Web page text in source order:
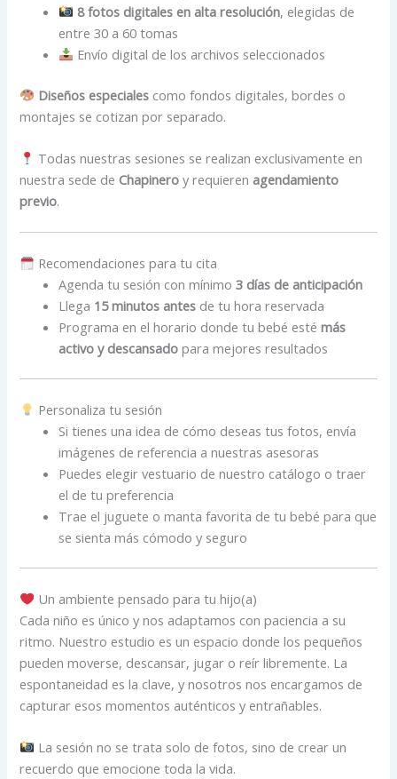
8 fotos digitales en alta resolución, elegidas de
entre 30 a 60 tomas
Envío digital de los archivos seleccionados
Diseños especiales como fondos digitales, bordes o
montajes se cotizan por separado.
Todas nuestras sesiones se realizan exclusivamente en
nuestra sede de Chapinero y requieren agendamiento
previo.
Recomendaciones para tu cita
Agenda tu sesión con mínimo3 días de anticipación
Llega 15 minutos antes de tu hora reservada
Programa en el horario donde tu bebé estémás
activo y descansado para mejores resultados
Personaliza tu sesión
Si tienes una idea de cómo deseas tus fotos, envía
imágenes de referencia a nuestras asesoras
Puedes elegir vestuario de nuestro catálogo o traer
el de tu preferencia
Trae el juguete o manta favorita de tu bebé para que
se sienta más cómodo y seguro
Un ambiente pensado para tu hijo(a)
Cada niño es único y nos adaptamos con paciencia a su
ritmo. Nuestro estudio es un espacio donde los pequeños
pueden moverse, descansar, jugar o reír libremente. La
espontaneidad es la clave, y nosotros nos encargamos de
capturar esos momentos auténticos y entrañables.
La sesión no se trata solo de fotos, sino de crear un
recuerdo que emocione toda la vida.